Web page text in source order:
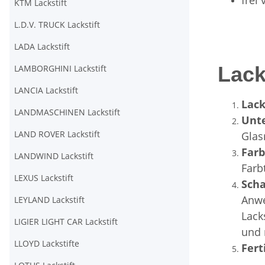
und
KTM Lackstift
L.D.V. TRUCK Lackstift
LADA Lackstift
LAMBORGHINI Lackstift
LANCIA Lackstift
LANDMASCHINEN Lackstift
LAND ROVER Lackstift
LANDWIND Lackstift
LEXUS Lackstift
LEYLAND Lackstift
LIGIER LIGHT CAR Lackstift
LLOYD Lackstifte